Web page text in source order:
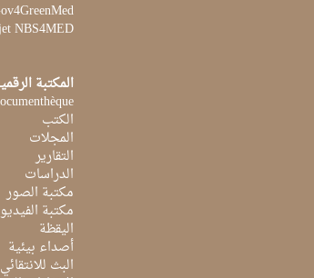
NBS4MED
المكتبة
الكتب
المجلات
التقارير
الدراسات
مكتبة الصور
مكتبة الفيديو
اليقظة
أصداء بيئية
البث